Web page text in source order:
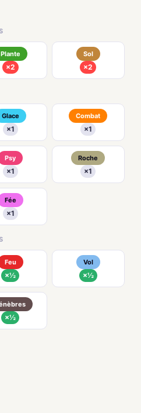
Plante
×2
Sol
×2
Glace
×1
Combat
×1
Psy
×1
Roche
×1
Fée
×1
Feu
×½
Vol
×½
×½